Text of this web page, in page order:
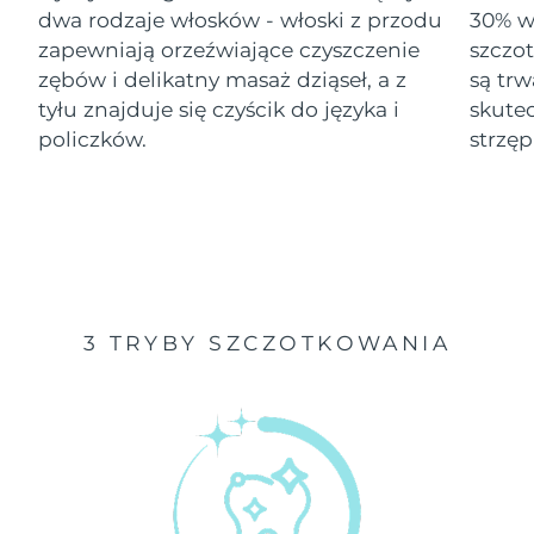
dwa rodzaje włosków - włoski z przodu
zapewniają orzeźwiające czyszczenie
zębów i delikatny masaż dziąseł, a z
tyłu znajduje się czyścik do języka i
policzków.
30%
są
3 TRYBY SZCZOTKOWANIA
Izrael
Oczekiwany czas dostawy
Włochy
Oczekiwany czas dostawy
৯/৮/২৬
Kazachstan
১১/৮/২৬
Oczekiwany czas dostawy